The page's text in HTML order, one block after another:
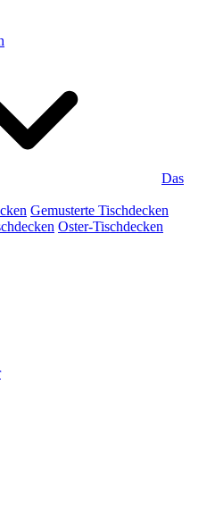
Das
Gemusterte Tischdecken
Oster-Tischdecken